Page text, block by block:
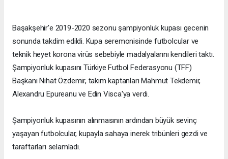
Başakşehir'e 2019-2020 sezonu şampiyonluk kupası gecenin
sonunda takdim edildi. Kupa seremonisinde futbolcular ve
teknik heyet korona virüs sebebiyle madalyalarını kendileri taktı.
Şampiyonluk kupasını Türkiye Futbol Federasyonu (TFF)
Başkanı Nihat Özdemir, takım kaptanları Mahmut Tekdemir,
Alexandru Epureanu ve Edin Visca'ya verdi.
Şampiyonluk kupasının alınmasının ardından büyük sevinç
yaşayan futbolcular, kupayla sahaya inerek tribünleri gezdi ve
taraftarları selamladı.